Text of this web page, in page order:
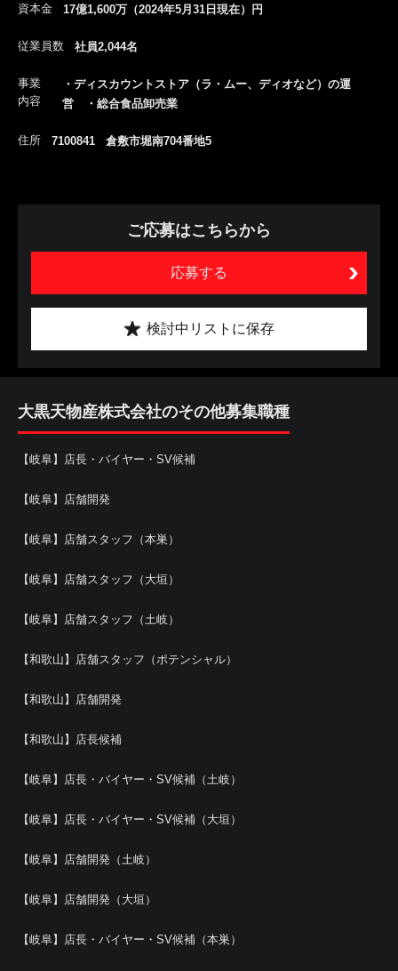
資本金 17億1,600万（2024年5月31日現在）円
従業員数 社員2,044名
事業
内容
・ディスカウントストア（ラ・ムー、ディオなど）の運
営 ・総合食品卸売業
住所 7100841 倉敷市堀南704番地5
ご応募はこちらから
応募する
検討中リストに保存
大黒天物産株式会社のその他募集職種
【岐阜】店長・バイヤー・SV候補
【岐阜】店舗開発
【岐阜】店舗スタッフ（本巣）
【岐阜】店舗スタッフ（大垣）
【岐阜】店舗スタッフ（土岐）
【和歌山】店舗スタッフ（ポテンシャル）
【和歌山】店舗開発
【和歌山】店長候補
【岐阜】店長・バイヤー・SV候補（土岐）
【岐阜】店長・バイヤー・SV候補（大垣）
【岐阜】店舗開発（土岐）
【岐阜】店舗開発（大垣）
【岐阜】店長・バイヤー・SV候補（本巣）